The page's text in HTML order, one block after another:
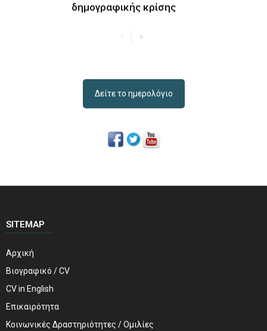
δημογραφικής κρίσης
Δείτε το ημερολόγιο
SITEMAP
Αρχική
Βιογραφικό / CV
CV in English
Επικαιρότητα
Κοινωνικές Δραστηριότητες / Ομιλίες